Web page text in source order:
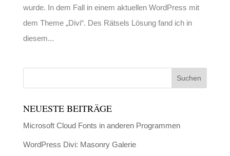
wurde. In dem Fall in einem aktuellen WordPress mit
dem Theme „Divi“. Des Rätsels Lösung fand ich in
diesem...
NEUESTE BEITRÄGE
Microsoft Cloud Fonts in anderen Programmen
WordPress Divi: Masonry Galerie